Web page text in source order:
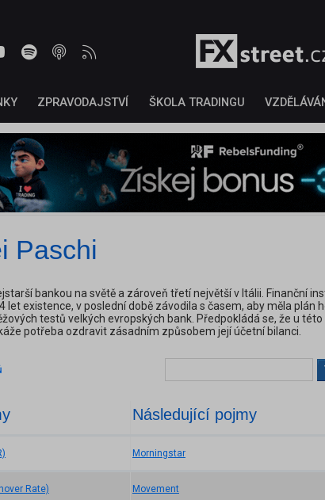
ZPRAVODAJSTVÍ ŠKOLA TRADINGU
Paschi
bankou na světě a zároveň třetí největší v Itálii. Finanční
let existence, v poslední době závodila s časem, aby měla plán
testů velkých evropských bank. Předpokládá se, že u této
potřeba ozdravit zásadním způsobem její účetní bilanci.
Rate)
Následující pojmy
Morningstar
Movement